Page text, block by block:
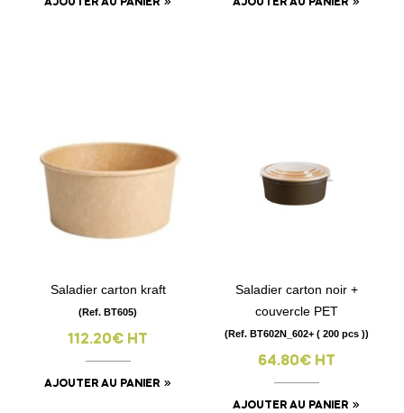
AJOUTER AU PANIER AJOUTER AU PANIER
Saladier carton kraft
(Ref. BT605)
112.20€ HT
AJOUTER AU PANIER
Saladier carton noir +
couvercle PET
(Ref. BT602N_602+ ( 200 pcs ))
64.80€ HT
AJOUTER AU PANIER